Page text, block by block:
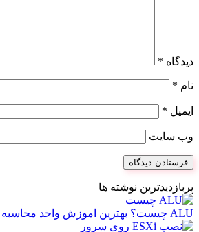
دیدگاه *
نام *
ایمیل *
وب‌ سایت
پربازدیدترین نوشته ها
ALU چیست؟ بهترین اموزش واحد محاسبه و منطق پردازنده